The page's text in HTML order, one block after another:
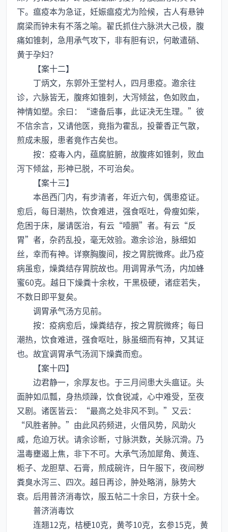
下。瘟疫本为急证，妊娠瘟疫尤为险候，古人有悬钟
腐梁而钟未有不落之喻。翟氏抓住六脉洪大己极，腹
痛如锥刺，急用承气攻下，非有胆有识，何敢遣硝、
黄于孕妇？
【案十二】
丁炳文，东郭外王堂村人，四月患疫。邀余往
诊，六脉皆无，腹疼如锥刺，大泻倾盆，色如败血，
神情如塑。余曰：“速备后事，此证决无生理。”彼
不信余言，又请他医，竟指为霍乱，投藿香正气散，
煎成未服，患者竟作古矣也。
按：疫毒入内，蕴腐脏腑，故腹疼如锥刺，败血
泻下倾盆，形神已脱，不可治矣。
【案十三】
本邑西门内，有步清者，年近六旬，偶患疫证。
愈后，每日潮热，饮食难进，强食呕吐，骨瘦如柴，
危困于床，屡请医治，有云“噎膈”者。有云“反
胃”者，杂药乱投，毫无效验。邀余诊治，脉细如
丝，幸而有神。详察胸腹间，按之胃脘微疼。此乃疫
病虽愈，燥粪结存胃脘故也。用调胃承气汤，内加蜂
蜜60克。越日下燥粪十余枚，干黑极硬，诸症若失，
不数日即平复矣。
调胃承气汤方见前。
按：疫病愈后，燥粪结存，按之胃脘微疼；每日
潮热，饮食难进，强食呕吐，脉虽细而有神，又其证
也。故宜调胃承气汤润下燥粪而愈。
【案十四】
边君静一，余厚友也。于三月间患大头瘟证。头
面肿如瓜瓢，身热烦躁，饮食锐减，心中难受，至夜
又剧。诸医皆云：“最高之处非风不到。”又云：
“风胜者肿。”由此风药频进，火借风势，风助火
威，危迫万状。请余诊断，寸脉洪数，关脉沉滑。乃
温毒壅遏上焦，非下不可。大承气汤加犀角、黄连、
栀子、龙胆草、石膏，煎成碗许，日午服下，夜间秽
粪臭水泻三、四次。越日再诊，肿处略消，脉势大
衰。后用普济消毒饮，服五帖二十余日，方获十全。
普济消毒饮
连翘12克，桔梗10克，黄芩10克，玄参15克，黄